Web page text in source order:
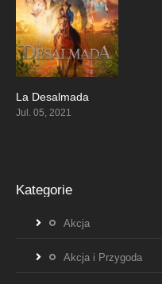
La Desalmada
Jul. 05, 2021
Kategorie
Akcja
Akcja i Przygoda